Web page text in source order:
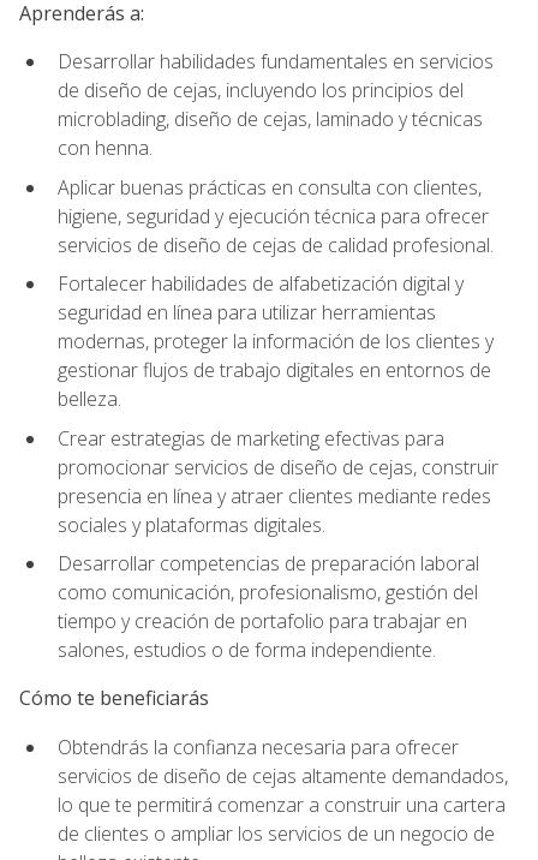
Aprenderás a:
Desarrollar habilidades fundamentales en servicios
de diseño de cejas, incluyendo los principios del
microblading, diseño de cejas, laminado y técnicas
con henna.
Aplicar buenas prácticas en consulta con clientes,
higiene, seguridad y ejecución técnica para ofrecer
servicios de diseño de cejas de calidad profesional.
Fortalecer habilidades de alfabetización digital y
seguridad en línea para utilizar herramientas
modernas, proteger la información de los clientes y
gestionar flujos de trabajo digitales en entornos de
belleza.
Crear estrategias de marketing efectivas para
promocionar servicios de diseño de cejas, construir
presencia en línea y atraer clientes mediante redes
sociales y plataformas digitales.
Desarrollar competencias de preparación laboral
como comunicación, profesionalismo, gestión del
tiempo y creación de portafolio para trabajar en
salones, estudios o de forma independiente.
Cómo te beneficiarás
Obtendrás la confianza necesaria para ofrecer
servicios de diseño de cejas altamente demandados,
lo que te permitirá comenzar a construir una cartera
de clientes o ampliar los servicios de un negocio de